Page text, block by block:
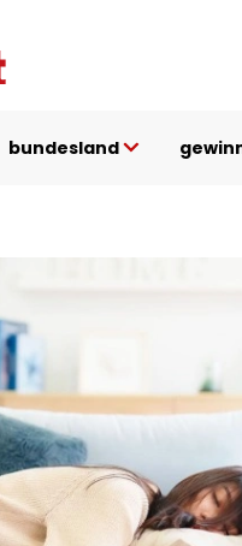
bundesland